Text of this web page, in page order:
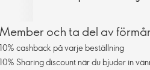
och ta del av
10% cashback på varje beställning
10% Sharing discount när du bjuder in